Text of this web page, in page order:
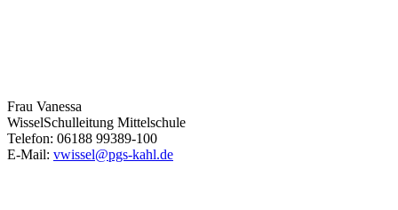
Frau Vanessa
WisselSchulleitung Mittelschule
Telefon: 06188 99389-100
E-Mail: vwissel@pgs-kahl.de